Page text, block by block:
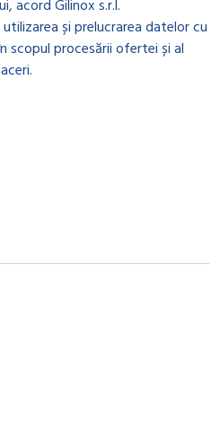
acord Gilinox s.r.l.
și prelucrarea datelor cu
scopul procesării ofertei și al